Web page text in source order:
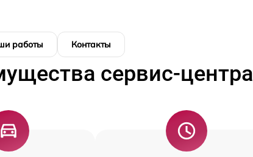
работы Контакты
сервис-центра